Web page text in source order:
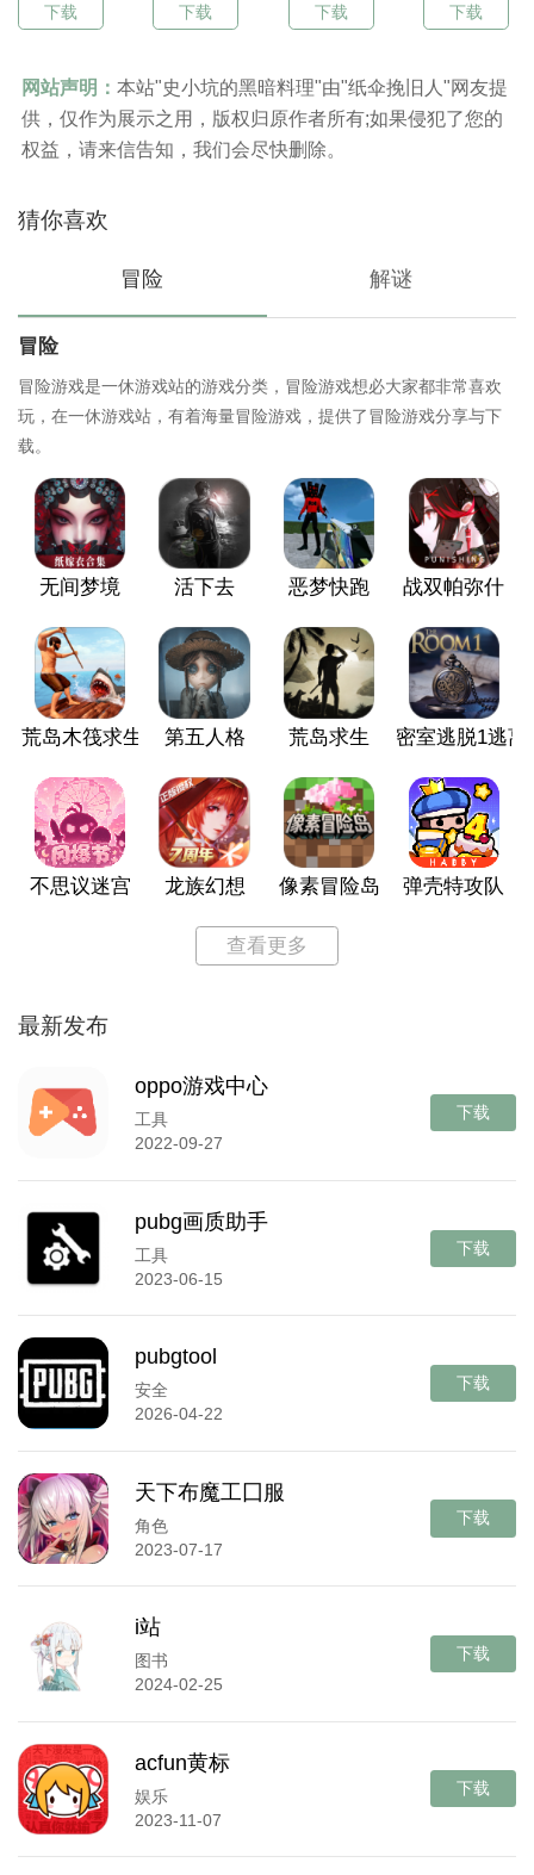
下载 下载 下载 下载
网站声明： 本站"史小坑的黑暗料理"由"纸伞挽旧人"网友提
供，仅作为展示之用，版权归原作者所有;如果侵犯了您的
权益，请来信告知，我们会尽快删除。
猜你喜欢
冒险 解谜
冒险
冒险游戏是一休游戏站的游戏分类，冒险游戏想必大家都非常喜欢
玩，在一休游戏站，有着海量冒险游戏，提供了冒险游戏分享与下
载。
无间梦境 活下去 恶梦快跑 战双帕弥什
荒岛木筏求生 第五人格 荒岛求生 密室逃脱1逃离
不思议迷宫 龙族幻想 像素冒险岛 弹壳特攻队
查看更多
最新发布
oppo游戏中心
工具
2022-09-27
下载
pubg画质助手
工具
2023-06-15
下载
pubgtool
安全
2026-04-22
下载
天下布魔工囗服
角色
2023-07-17
下载
i站
图书
2024-02-25
下载
acfun黄标
娱乐
2023-11-07
下载